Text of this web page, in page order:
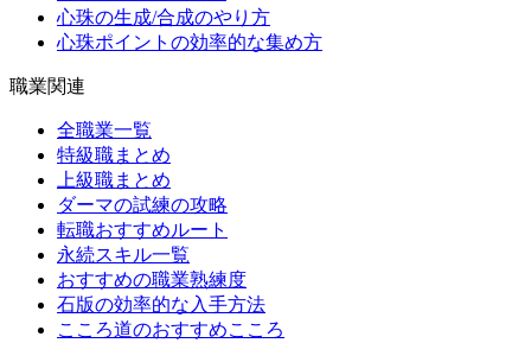
心珠の生成/合成のやり方
心珠ポイントの効率的な集め方
職業関連
全職業一覧
特級職まとめ
上級職まとめ
ダーマの試練の攻略
転職おすすめルート
永続スキル一覧
おすすめの職業熟練度
石版の効率的な入手方法
こころ道のおすすめこころ